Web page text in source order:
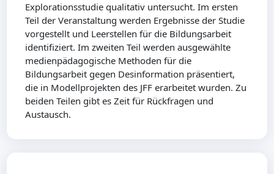
Explorationsstudie qualitativ untersucht. Im ersten
Teil der Veranstaltung werden Ergebnisse der Studie
vorgestellt und Leerstellen für die Bildungsarbeit
identifiziert. Im zweiten Teil werden ausgewählte
medienpädagogische Methoden für die
Bildungsarbeit gegen Desinformation präsentiert,
die in Modellprojekten des JFF erarbeitet wurden. Zu
beiden Teilen gibt es Zeit für Rückfragen und
Austausch.